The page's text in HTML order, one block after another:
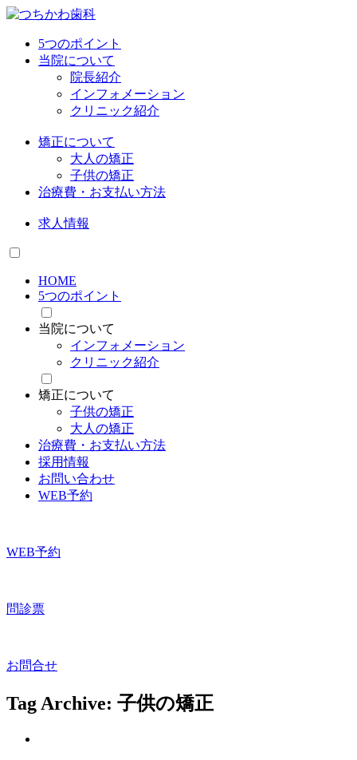
5つのポイント
当院について
院長紹介
インフォメーション
クリニック紹介
矯正について
大人の矯正
子供の矯正
治療費・お支払い方法
求人情報
HOME
5つのポイント
当院について
インフォメーション
クリニック紹介
矯正について
子供の矯正
大人の矯正
治療費・お支払い方法
採用情報
お問い合わせ
WEB予約
WEB予約
問診票
お問合せ
Tag Archive: 子供の矯正